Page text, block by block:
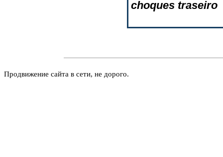
choques traseiro
Продвижение сайта в сети, не дорого.